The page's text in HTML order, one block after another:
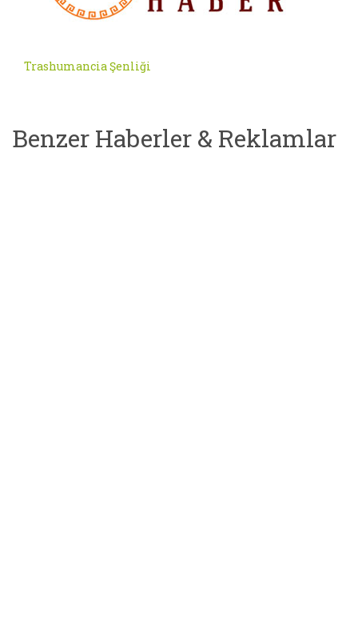
Trashumancia Şenliği
Benzer Haberler & Reklamlar